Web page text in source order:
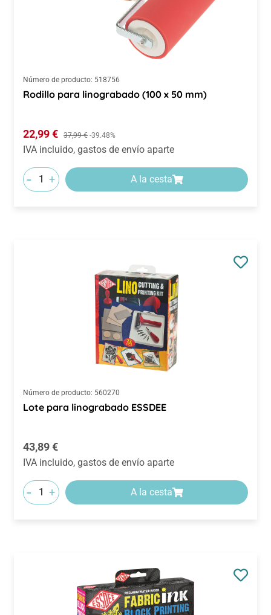
Número de producto: 518756
Rodillo para linograbado (100 x 50 mm)
Precio de venta:
22,99 € Precio normal:
37,99 € -39.48%
IVA incluido, gastos de envío aparte
- + A la cesta
Número de producto: 560270
Lote para linograbado ESSDEE
Precio normal:
43,89 €
IVA incluido, gastos de envío aparte
- + A la cesta